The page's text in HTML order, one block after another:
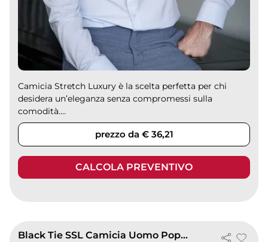
Camicia Stretch Luxury è la scelta perfetta per chi
desidera un’eleganza senza compromessi sulla
comodità....
prezzo da € 36,21
CALCOLA PREVENTIVO
Black Tie SSL Camicia Uomo Popeline Stretch